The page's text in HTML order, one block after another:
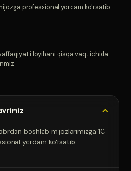
professional yordam ko'rsatib
loyihani qisqa vaqt ichida
boshlab mijozlarimizga 1C
yordam ko'rsatib